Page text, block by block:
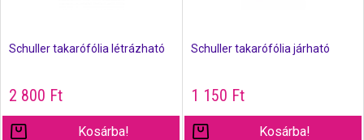
Schuller takarófólia létrázható
2 800 Ft
Kosárba!
Schuller takarófólia járható
1 150 Ft
Kosárba!